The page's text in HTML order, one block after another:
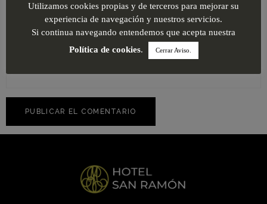
Utilizamos cookies propias y de terceros para mejorar su
experiencia de navegación y nuestros servicios.
Si continua navegando entendemos que acepta nuestra
Política de cookies. Cerrar Aviso.